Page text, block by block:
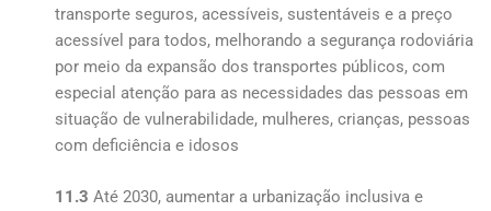
transporte seguros, acessíveis, sustentáveis e a preço
acessível para todos, melhorando a segurança rodoviária
por meio da expansão dos transportes públicos, com
especial atenção para as necessidades das pessoas em
situação de vulnerabilidade, mulheres, crianças, pessoas
com deficiência e idosos
11.3 Até 2030, aumentar a urbanização inclusiva e